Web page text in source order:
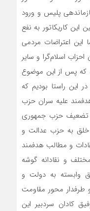
پلیس و ورود
کاریکاتور به نفع
این اعتراضات مردمی
احزاب اسلام‌گرا و سایر
پس از این موضوع
راستا بودیم که
هدفمند علیه سران حزب
و تضعیف حزب جمهوری
خلق به حزب عدالت و
و مطالب هدفمند
و نقادانه گوشه
وابسته به دولت و
طرفدار محور مقاومت
کادان سردبیر این